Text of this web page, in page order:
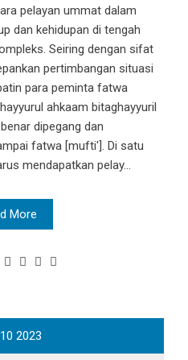
pelayan ummat dalam
dan kehidupan di tengah
Seiring dengan sifat
pertimbangan situasi
para peminta fatwa
ahkaam bitaghayyuril
dipegang dan
fatwa [mufti']. Di satu
mendapatkan pelay...
More
10 2023